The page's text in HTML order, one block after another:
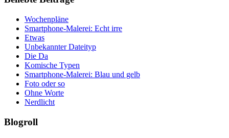
Wochenpläne
Smartphone-Malerei: Echt irre
Etwas
Unbekannter Dateityp
Die Da
Komische Typen
Smartphone-Malerei: Blau und gelb
Foto oder so
Ohne Worte
Nerdlicht
Blogroll